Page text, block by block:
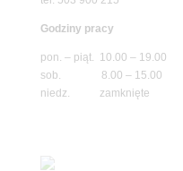
Godziny pracy
pon. – piąt. 10.00 – 19.00
sob. 8.00 – 15.00
niedz. zamknięte